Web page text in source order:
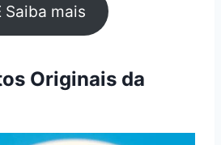
Saiba mais
Originais da